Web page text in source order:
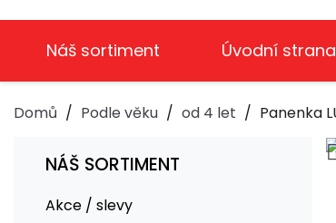
Náš sortiment Úvodní strana
Domů Podle věku od 4 let Panenka
NÁŠ SORTIMENT
Akce / slevy